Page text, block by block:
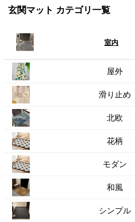
玄関マット カテゴリ一覧
室内
屋外
滑り止め
北欧
花柄
モダン
和風
シンプル